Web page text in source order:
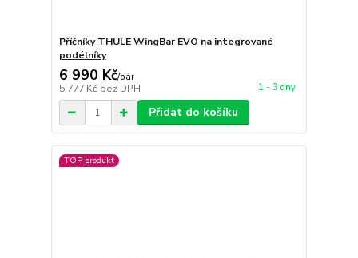
Příčníky THULE WingBar EVO na integrované
podélníky
6 990 Kč/pár
5 777 Kč bez DPH 1 - 3 dny
Přidat do košíku
TOP produkt